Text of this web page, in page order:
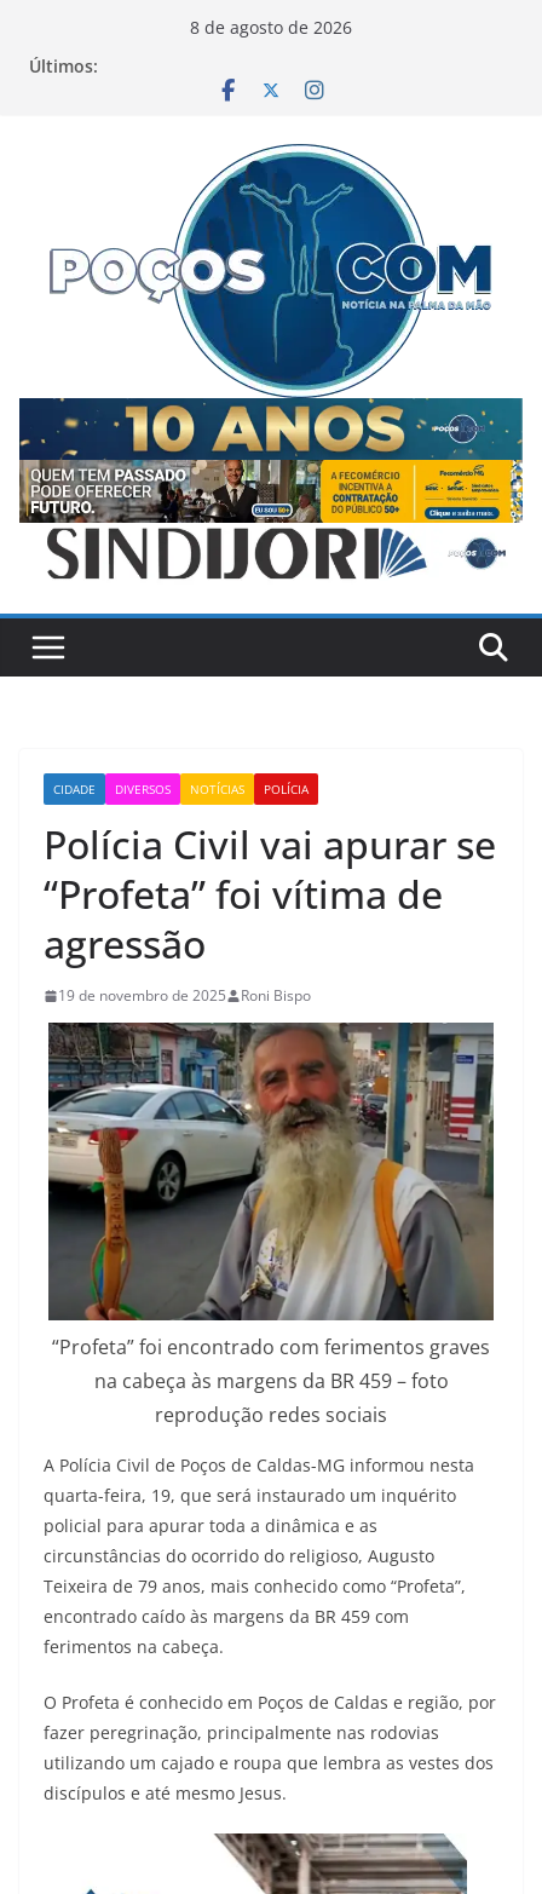
8 de agosto de 2026
Últimos:
CIDADE DIVERSOS NOTÍCIAS POLÍCIA
Polícia Civil vai apurar se
“Profeta” foi vítima de
agressão
19 de novembro de 2025 Roni Bispo
“Profeta” foi encontrado com ferimentos graves
na cabeça às margens da BR 459 – foto
reprodução redes sociais
A Polícia Civil de Poços de Caldas-MG informou nesta
quarta-feira, 19, que será instaurado um inquérito
policial para apurar toda a dinâmica e as
circunstâncias do ocorrido do religioso, Augusto
Teixeira de 79 anos, mais conhecido como “Profeta”,
encontrado caído às margens da BR 459 com
ferimentos na cabeça.
O Profeta é conhecido em Poços de Caldas e região, por
fazer peregrinação, principalmente nas rodovias
utilizando um cajado e roupa que lembra as vestes dos
discípulos e até mesmo Jesus.